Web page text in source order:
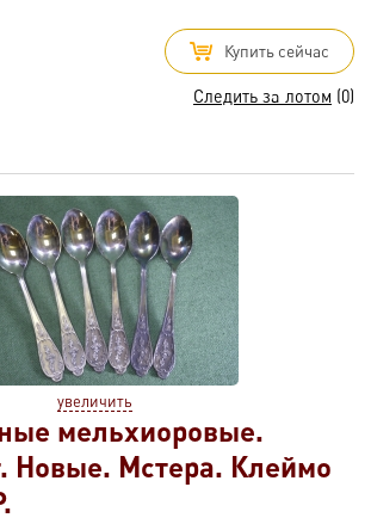
Купить сейчас
Следить за лотом (0)
увеличить
мельхиоровые.
Новые. Мстера. Клеймо